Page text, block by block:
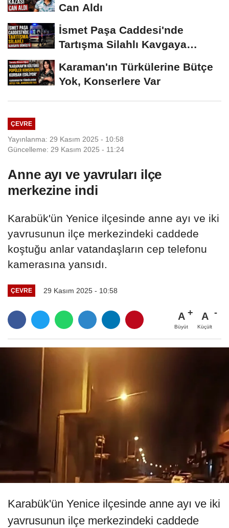
Can Aldı
İsmet Paşa Caddesi'nde
Tartışma Silahlı Kavgaya
Karaman'ın Türkülerine Bütçe
Yok, Konserlere Var
ÇEVRE
Yayınlanma: 29 Kasım 2025 - 10:58
Güncelleme: 29 Kasım 2025 - 11:24
Anne ayı ve yavruları ilçe
merkezine indi
Karabük'ün Yenice ilçesinde anne ayı ve iki
yavrusunun ilçe merkezindeki caddede
koştuğu anlar vatandaşların cep telefonu
kamerasına yansıdı.
ÇEVRE 29 Kasım 2025 - 10:58
A
Büyüt
A
Küçült
Karabük'ün Yenice ilçesinde anne ayı ve iki
yavrusunun ilçe merkezindeki caddede